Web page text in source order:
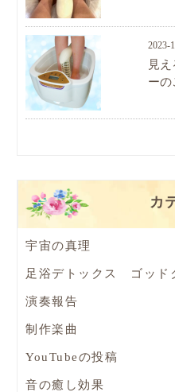
2023-
見
ーの
カ
宇宙の真理
足浴デトックス ゴッド
演奏報告
制作楽曲
YouTubeの投稿
音の癒し効果